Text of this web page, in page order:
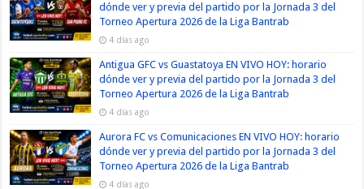
dónde ver y previa del partido por la Jornada 3 del
Torneo Apertura 2026 de la Liga Bantrab
4 días ago
Antigua GFC vs Guastatoya EN VIVO HOY: horario
dónde ver y previa del partido por la Jornada 3 del
Torneo Apertura 2026 de la Liga Bantrab
4 días ago
Aurora FC vs Comunicaciones EN VIVO HOY: horario
dónde ver y previa del partido por la Jornada 3 del
Torneo Apertura 2026 de la Liga Bantrab
4 días ago